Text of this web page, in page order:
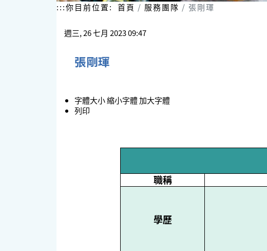
:::你目前位置: 首頁 服務團隊 張剛琿
週三, 26 七月 2023 09:47
張剛琿
字體大小縮小字體加大字體
列印
職稱
學歷